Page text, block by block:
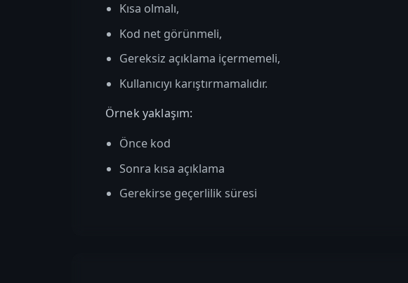
Kısa olmalı,
Kod net görünmeli,
Gereksiz açıklama içermemeli,
Kullanıcıyı karıştırmamalıdır.
Örnek yaklaşım:
Önce kod
Sonra kısa açıklama
Gerekirse geçerlilik süresi